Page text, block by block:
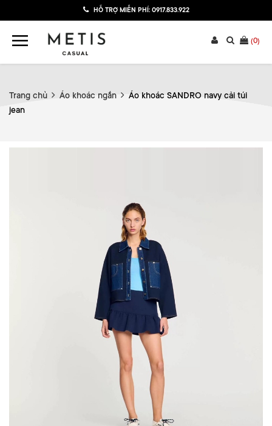
HỖ TRỢ MIỄN PHÍ: 0917.833.922
(0)
Trang chủ Áo khoác ngắn
Áo khoác SANDRO navy cải túi
jean